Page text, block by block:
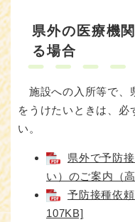
県外の医療機
る場合
施設への入所等で、
をうけたいときは、必
い。
県外で予防
い）のご案内（
予防接種依
107KB]